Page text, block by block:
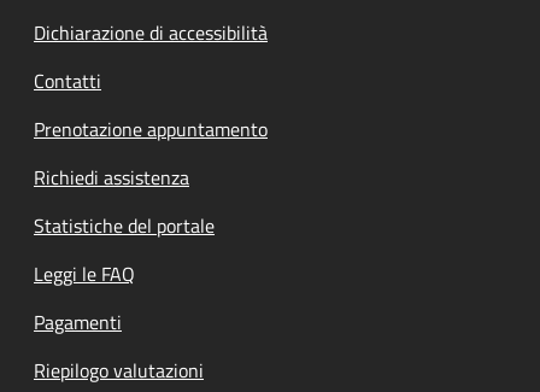
Dichiarazione di accessibilità
Contatti
Prenotazione appuntamento
Richiedi assistenza
Statistiche del portale
Leggi le FAQ
Pagamenti
Riepilogo valutazioni